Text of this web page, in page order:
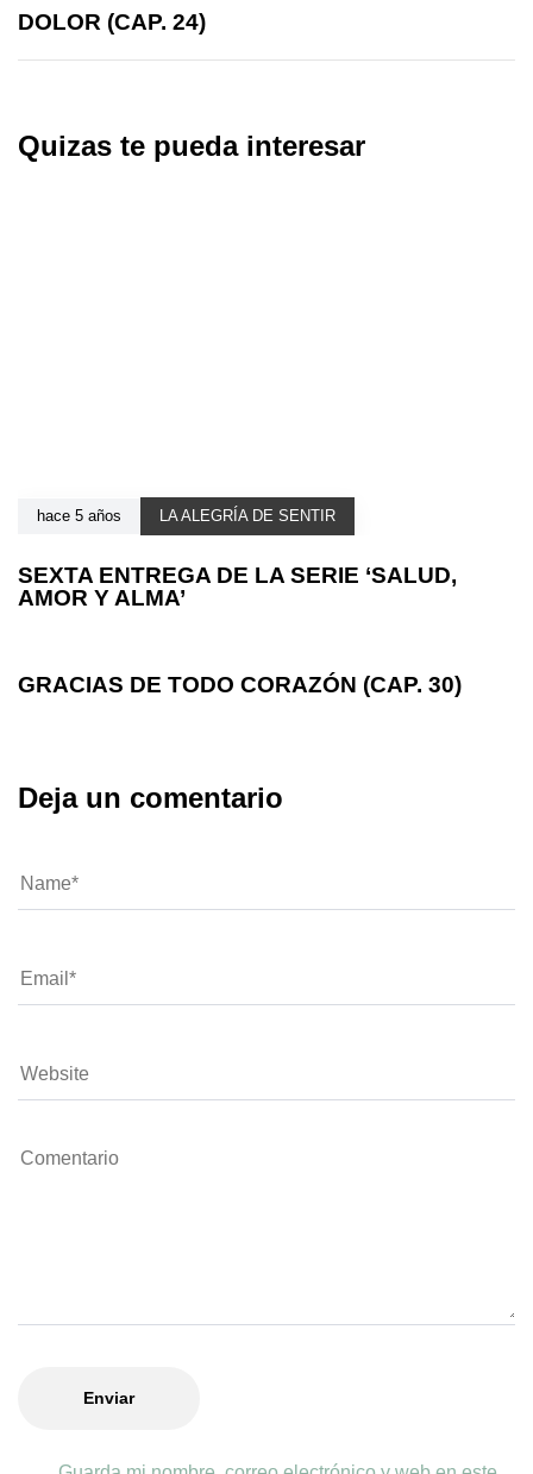
DOLOR (CAP. 24)
Quizas te pueda interesar
hace 5 años LA ALEGRÍA DE SENTIR
SEXTA ENTREGA DE LA SERIE ‘SALUD,
AMOR Y ALMA’
GRACIAS DE TODO CORAZÓN (CAP. 30)
Deja un comentario